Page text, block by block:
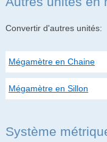
Convertir d'autres unités:
Mégamètre en Chaine
Mégamètre en Sillon
Système